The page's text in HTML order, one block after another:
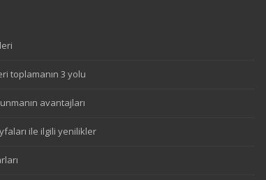
toplamanın 3 yolu
avantajları
ile ilgili yenilikler